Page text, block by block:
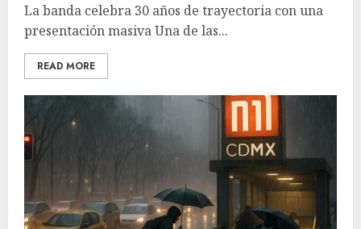
La banda celebra 30 años de trayectoria con una
presentación masiva Una de las...
READ MORE